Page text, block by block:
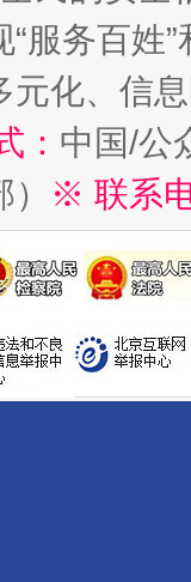
“服务百姓
元化、信
： 中国/公
※ 联系